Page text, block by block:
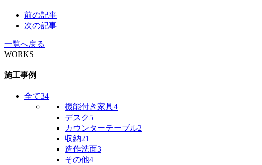
前の記事
次の記事
一覧へ戻る
WORKS
施工事例
全て34
機能付き家具4
デスク5
カウンターテーブル2
収納21
造作洗面3
その他4